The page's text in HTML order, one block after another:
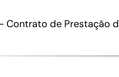
Contrato de Prestação